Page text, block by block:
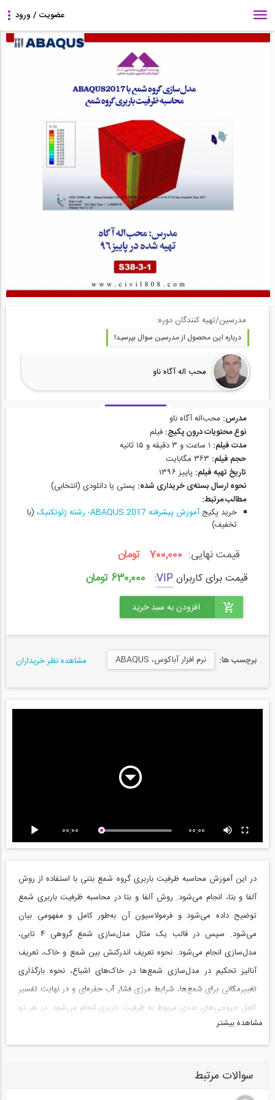
مدرسین/تهیه کنندگان دوره:
درباره این محصول از مدرسین سوال بپرسید!
محب اله آگاه ناو
مدرس: محب‌اله آگاه ناو
نوع محتویات درون پکیج: فیلم
مدت فیلم:
حجم فیلم:
تاریخ تهیه فیلم: پاییز ۱۳۹۶
نحوه ارسال بسته‌ی خریداری شده: پستی یا دانلودی (انتخابی)
مطالب مرتبط:
خرید پکیج آموزش پیشرفته ABAQUS 2017- رشته ژئوتکنیک
(با
تخفیف)
قیمت نهایی: 700,000 تومان
قیمت برای کاربران VIP
: 630,000 تومان
برچسب ها: نرم افزار آباکوس، ABAQUS مشاهده نظر خریداران
00:00 00:00
در این آموزش محاسبه ظرفیت باربری گروه شمع بتنی با استفاده از روش
آلفا و بتا، انجام می‌شود. روش آلفا و بتا در محاسبه ظرفیت باربری شمع
توضیح داده می‌شود و فرمولاسیون آن به‌طور کامل و مفهومی بیان
می‌شود. سپس در قالب یک مثال مدل‌سازی شمع گروهی ۴ تایی،
مدل‌سازی انجام می‌شود. نحوه تعریف اندرکنش بین شمع و خاک، تعریف
آنالیز تحکیم در مدل‌سازی شمع‌ها در خاک‌های اشباع، نحوه بارگذاری
تغییرمکانی برای شمع‌ها، شرایط مرزی فشار آب حفره‌ای و در نهایت تفسیر
کامل خروجی‌های عددی مربوط به ظرفیت باربری انجام می‌شود. در هر دو
حالت، مقادیر تئوری با عددی حاصل از مدل‌سازی عددی در هر دو حالت
روش آلفا و بتا باهم مقایسه می‌شوند و در مورد نتایج بحث خواهد شد.
دانلود کتاب Applied Soil Mechanics with Abaqus Application
مشاهده بیشتر
سوالات مرتبط